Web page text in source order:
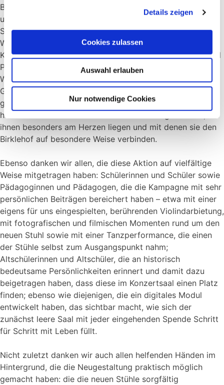
Details zeigen
Cookies zulassen
Auswahl erlauben
Nur notwendige Cookies
Besonders berührt hat uns, dass zahlreiche Förderinnen
und Förderer die Gelegenheit genutzt haben, ihre
Stuhlspende mit einer Widmung zu verbinden. Viele dieser
Widmungen erinnern an prägende Begegnungen mit
Klassenkameradinnen und -kameraden, Pädagoginnen und
Pädagogen oder anderen Wegbegleiterinnen und
Wegbegleitern. Oft sind sie mit sehr persönlichen
Geschichten verbunden, die zeigen, wie lebendig die
gemeinsame Zeit am Birklehof bis heute nachwirkt. Einige
haben die Stühle darüber hinaus Menschen geschenkt, die
ihnen besonders am Herzen liegen und mit denen sie den
Birklehof auf besondere Weise verbinden.
Ebenso danken wir allen, die diese Aktion auf vielfältige
Weise mitgetragen haben: Schülerinnen und Schüler sowie
Pädagoginnen und Pädagogen, die die Kampagne mit sehr
persönlichen Beiträgen bereichert haben – etwa mit einer
eigens für uns eingespielten, berührenden Violindarbietung,
mit fotografischen und filmischen Momenten rund um den
neuen Stuhl sowie mit einer Tanzperformance, die einen
der Stühle selbst zum Ausgangspunkt nahm;
Altschülerinnen und Altschüler, die an historisch
bedeutsame Persönlichkeiten erinnert und damit dazu
beigetragen haben, dass diese im Konzertsaal einen Platz
finden; ebenso wie diejenigen, die ein digitales Modul
entwickelt haben, das sichtbar macht, wie sich der
zunächst leere Saal mit jeder eingehenden Spende Schritt
für Schritt mit Leben füllt.
Nicht zuletzt danken wir auch allen helfenden Händen im
Hintergrund, die die Neugestaltung praktisch möglich
gemacht haben: die die neuen Stühle sorgfältig